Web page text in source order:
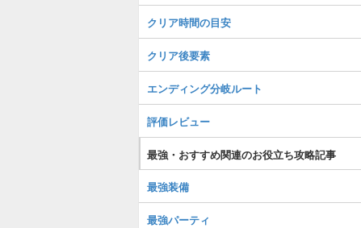
クリア時間の目安
クリア後要素
エンディング分岐ルート
評価レビュー
最強・おすすめ関連のお役立ち攻略記事
最強装備
最強パーティ